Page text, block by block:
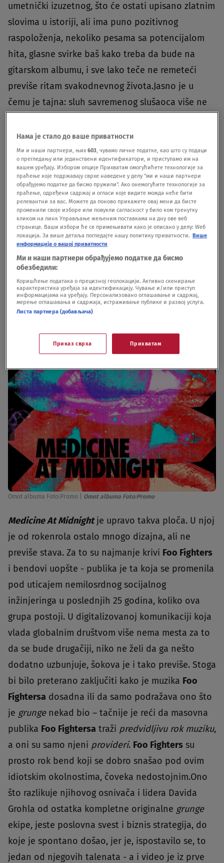
umetnički izuzetnog, što će ostati upisano zlatnim
slovima u istoriji, ali ima puno pozitivnog
raspoloženja, nekoliko pesama sa potencijalom
hita, glasne svirke baš kako treba da bude na
gitarskom albumu, i sve lako teče ne remeteći
previše ritam svakodnevnog života.Jasno je u
čemu je tajna: sluh savremenog slušaoca više ne
negde drugde. Zato se već neko vreme može
zapaziti kako se mainstreamrok produkcija
okrenula rešenjima iz sveprisutne plesne muzike,
pa svaka novija pesma sad ima beat uz kog može
da se đuska. Sve ostalo isto je: gitare i dalje mogu
biti teške, tekstovi i dalje mogu biti već o čemu su
rok tekstovi, svi članovi benda mogu izgledati
preteće i sa zadovoljstvom nositi pocepanu
odeću, ukoliko tako žele.
Omot albuma Foto:Promo Omot albuma Foto:Promo
Medicine At Midnightje upravo takva ploča. U njoj
je od rokenrola ostalo mnogo dizajna, ali ne
previše stava. Za to su najmanje krivi Foo Fighters
i bendovi uopšte - publika je ta koja se promenila
pod uticajem nemilosrdnog socijalnog
inžinjeringa u poslednjih 25 godina, koliko ova
grupa postoji. U digitalizovanoj komunikaciji koja
vlada globalnim društvom više nema mesta za to
da se bude drugačiji, niko ne želi da ga nešto
dodatno uzbunjuje, šokova je i tako previše. Stoga
bi bilo preterano zaključiti kako je muzika Foo
Fightersa dosadna ili da samo podražava ono što
je grungenekad bio – tačnije je reći da masovna
publika Foo Fightersa traži predvidljivu rok muziku,
a oni su samo njeni provideri. Foo Fighters su
prosto rok bend koji se dobro snašao pod ovim
idiotskim okolnostima, čoveka nedostojnim.Ono
što razlikuje njihovog osnivača i lidera Davida
Grohla od ostatka kompletne originalne grunge
ekipe, jeste poslovna svest i biznis strategija, do
koje je spontano došao, jer je, ispostavilo se, to
jedan od njegovih talenata - a i video je iz prve
Нама је стало до ваше приватности
Ми и наши партнери, њих603, чувамо личне податке, као што су подаци
о прегледању или јединствени идентификатори, и приступамо им на
вашем уређају. Избором опције Прихватам омогућићете технологије за
праћење које подржавају сврхе наведене у делу "ми и наши партнери
обрађујемо податке да бисмо пружили". Ако онемогућите технологије за
праћење, одређени садржај и огласи које видите можда неће бити
релевантни за вас. Можете да поново прикажете овај мени да бисте
променили своје изборе или повукли сагласност у било ком тренутку
кликом на линк Управљање жељеним поставкама на дну ове веб
странице. Ваши избори ће се примењивати како је описано у делу: Wеб
локација. За више детаља погледајте нашу политику приватности. Више
информација о вашој приватности
Ми и наши партнери обрађујемо податке да бисмо
обезбедили:
Коришћење података о прецизној геолокацији. Активно скенирање
карактеристика уређаја за идентификацију. Чување и/или приступ
информацијама на уређају. Персонализовано оглашавање и садржај,
мерење оглашавања и садржаја, истраживање публике и развој услуга.
Листа партнера (добављача)
Приказ сврха Прихватам